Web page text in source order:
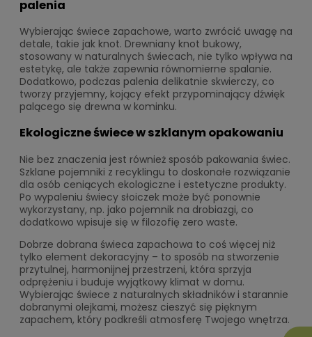
palenia
Wybierając świece zapachowe, warto zwrócić uwagę na
detale, takie jak knot. Drewniany knot bukowy,
stosowany w naturalnych świecach, nie tylko wpływa na
estetykę, ale także zapewnia równomierne spalanie.
Dodatkowo, podczas palenia delikatnie skwierczy, co
tworzy przyjemny, kojący efekt przypominający dźwięk
palącego się drewna w kominku.
Ekologiczne świece w szklanym opakowaniu
Nie bez znaczenia jest również sposób pakowania świec.
Szklane pojemniki z recyklingu to doskonałe rozwiązanie
dla osób ceniących ekologiczne i estetyczne produkty.
Po wypaleniu świecy słoiczek może być ponownie
wykorzystany, np. jako pojemnik na drobiazgi, co
dodatkowo wpisuje się w filozofię zero waste.
Dobrze dobrana świeca zapachowa to coś więcej niż
tylko element dekoracyjny – to sposób na stworzenie
przytulnej, harmonijnej przestrzeni, która sprzyja
odprężeniu i buduje wyjątkowy klimat w domu.
Wybierając świece z naturalnych składników i starannie
dobranymi olejkami, możesz cieszyć się pięknym
zapachem, który podkreśli atmosferę Twojego wnętrza.